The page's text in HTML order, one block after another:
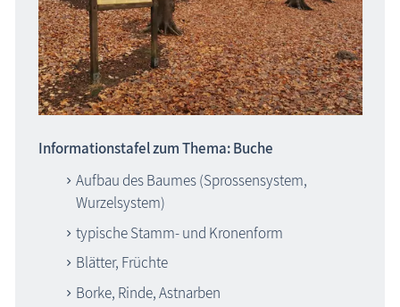
Informationstafel zum Thema: Buche
Aufbau des Baumes (Sprossensystem,
Wurzelsystem)
typische Stamm- und Kronenform
Blätter, Früchte
Borke, Rinde, Astnarben